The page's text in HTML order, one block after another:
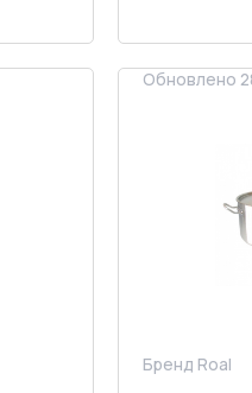
Обновлено
Бренд Roal